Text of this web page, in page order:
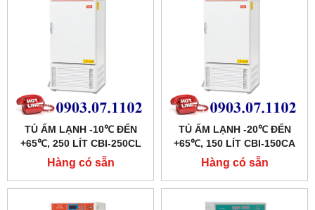
TỦ ẤM LẠNH -10℃ ĐẾN
+65℃, 250 LÍT CBI-250CL
HÃNG TAISITE
Hàng có sẵn
TỦ ẤM LẠNH -20℃ ĐẾN
+65℃, 150 LÍT CBI-150CA
HÃNG TAISITE
Hàng có sẵn